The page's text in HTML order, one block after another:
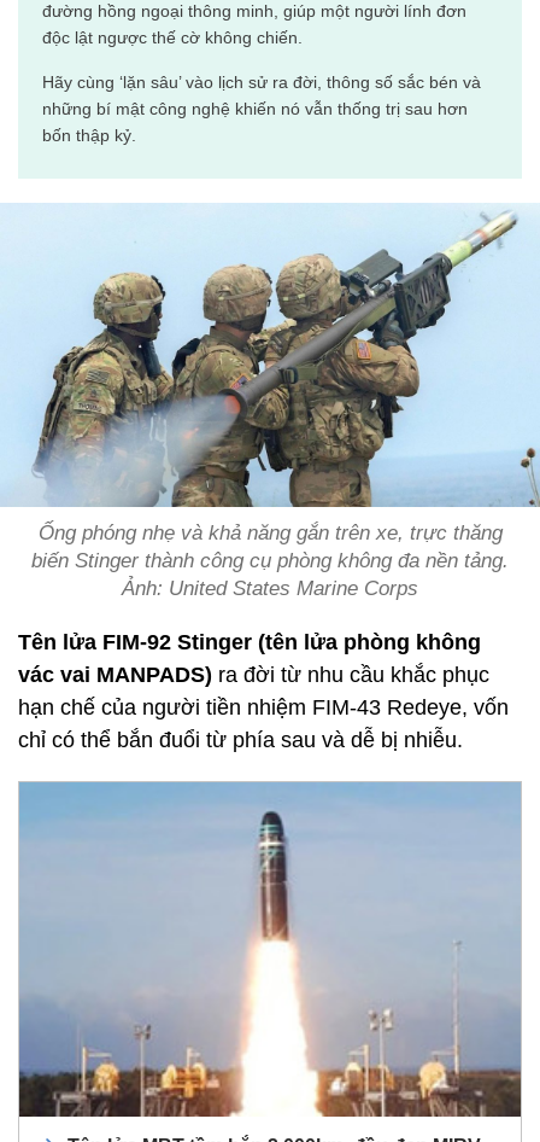
đường hồng ngoại thông minh, giúp một người lính đơn
độc lật ngược thế cờ không chiến.
Hãy cùng ‘lặn sâu’ vào lịch sử ra đời, thông số sắc bén và
những bí mật công nghệ khiến nó vẫn thống trị sau hơn
bốn thập kỷ.
Ống phóng nhẹ và khả năng gắn trên xe, trực thăng
biến Stinger thành công cụ phòng không đa nền tảng.
Ảnh: United States Marine Corps
Tên lửa FIM-92 Stinger (tên lửa phòng không
vác vai MANPADS) ra đời từ nhu cầu khắc phục
hạn chế của người tiền nhiệm FIM-43 Redeye, vốn
chỉ có thể bắn đuổi từ phía sau và dễ bị nhiễu.